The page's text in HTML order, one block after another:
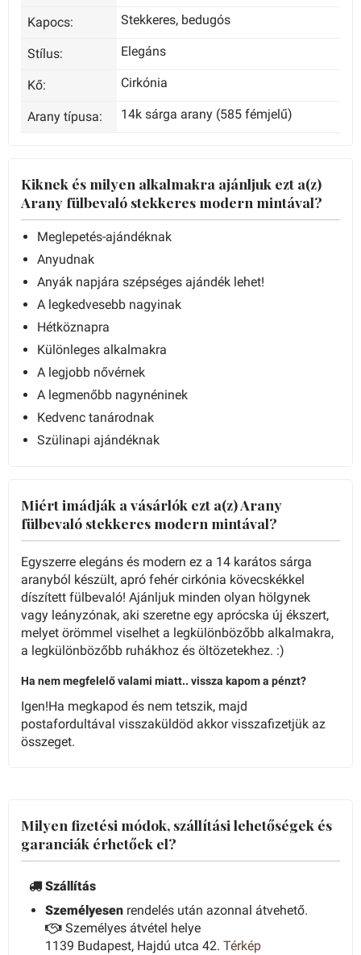
Kapocs: Stekkeres, bedugós
Stílus: Elegáns
Kő: Cirkónia
Arany típusa: 14k sárga arany (585 fémjelű)
Kiknek és milyen alkalmakra ajánljuk ezt a(z)
Arany fülbevaló stekkeres modern mintával?
Meglepetés-ajándéknak
Anyudnak
Anyák napjára szépséges ajándék lehet!
A legkedvesebb nagyinak
Hétköznapra
Különleges alkalmakra
A legjobb nővérnek
A legmenőbb nagynéninek
Kedvenc tanárodnak
Szülinapi ajándéknak
Miért imádják a vásárlók ezt a(z) Arany
fülbevaló stekkeres modern mintával?
Egyszerre elegáns és modern ez a 14 karátos sárga
aranyból készült, apró fehér cirkónia kövecskékkel
díszített fülbevaló! Ajánljuk minden olyan hölgynek
vagy leányzónak, aki szeretne egy aprócska új ékszert,
melyet örömmel viselhet a legkülönbözőbb alkalmakra,
a legkülönbözőbb ruhákhoz és öltözetekhez. :)
Ha nem megfelelő valami miatt.. vissza kapom a pénzt?
Igen!Ha megkapod és nem tetszik, majd
postafordultával visszaküldöd akkor visszafizetjük az
összeget.
Milyen fizetési módok, szállítási lehetőségek és
garanciák érhetőek el?
Szállítás
Személyesen rendelés után azonnal átvehető.
Személyes átvétel helye
1139 Budapest, Hajdú utca 42. Térkép